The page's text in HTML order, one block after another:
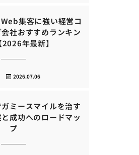
集客に強い経営コ
社おすすめランキン
年最新】
2026.07.06
ミースマイルを治す
成功へのロードマッ
プ